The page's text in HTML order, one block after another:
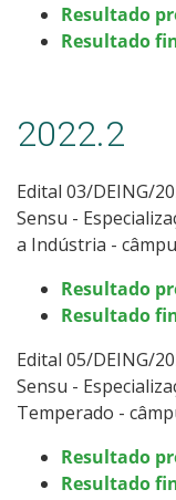
Resultado
Resultado
2022.2
Edital 03/DEING/
Sensu -
a Indústria -
Resultado
Resultado
Edital 05/DEING/
Sensu -
Temperado -
Resultado
Resultado